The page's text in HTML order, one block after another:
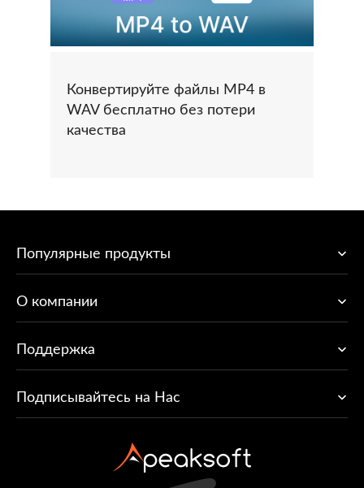
Конвертируйте файлы MP4 в
WAV бесплатно без потери
качества
Популярные продукты
O компании
Поддержка
Подписывайтесь на Нас